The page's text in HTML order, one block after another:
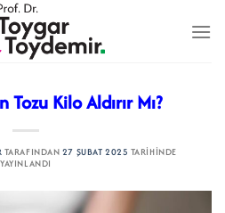
Kilo Aldırır Mı?
TARAFINDAN 27 ŞUBAT 2025 TARIHINDE
YAYINLANDI